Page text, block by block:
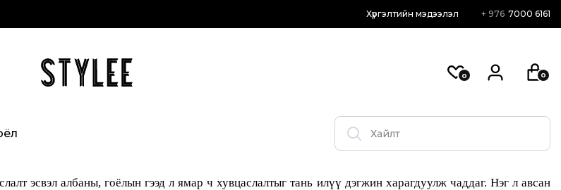
Хүргэлтийн мэдээлэл + 976 7000 6161
0 0
эсвэл албаны, гоёлын гээд л ямар ч хувцаслалтыг тань илүү дэгжин харагдуулж чаддаг. Нэг л авсан